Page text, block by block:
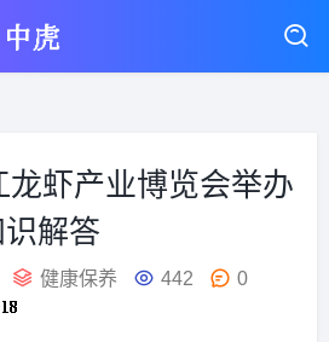
龙虾产业博览会举办
解答
健康保养 442 0